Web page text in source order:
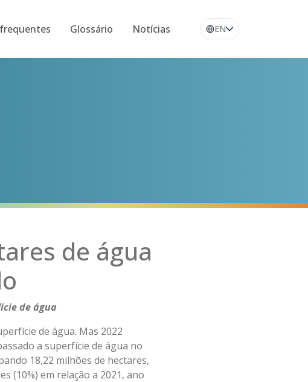
Glossário Notícias EN
de água
de água
de água. Mas 2022
a superfície de água no
18,22 milhões de hectares,
(10%) em relação a 2021, ano